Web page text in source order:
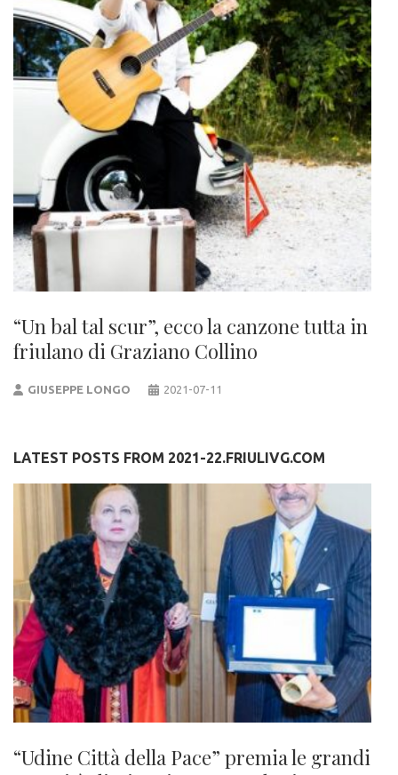
“Un bal tal scur”, ecco la canzone tutta in
friulano di Graziano Collino
GIUSEPPE LONGO 2021-07-11
LATEST POSTS FROM 2021-22.FRIULIVG.COM
“Udine Città della Pace” premia le grandi